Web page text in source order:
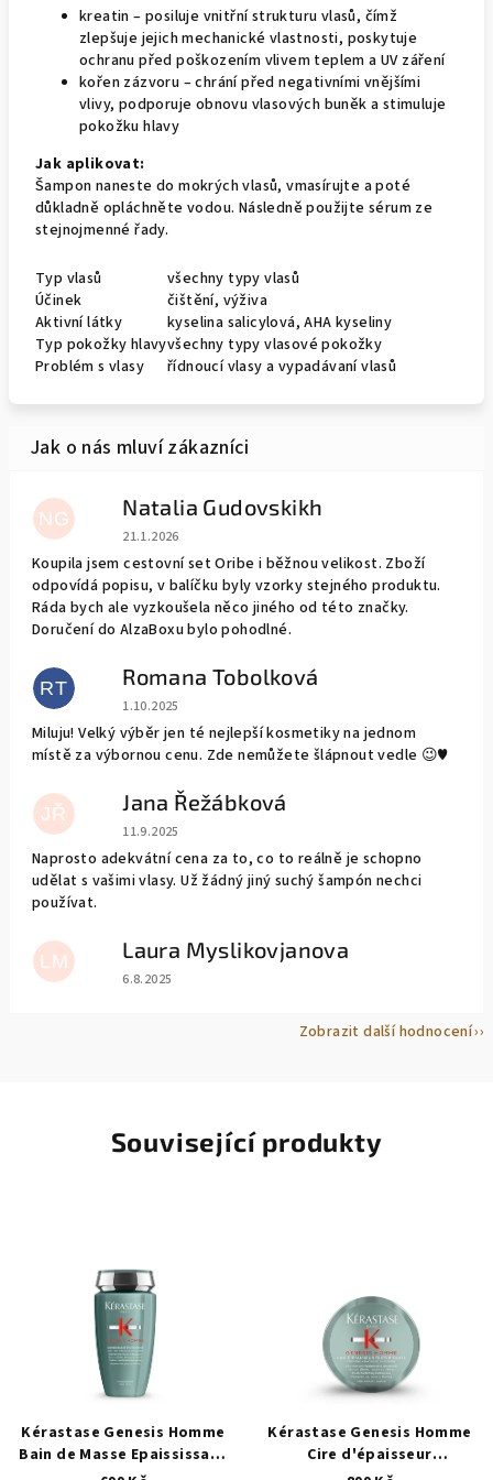
kreatin – posiluje vnitřní strukturu vlasů, čímž
zlepšuje jejich mechanické vlastnosti, poskytuje
ochranu před poškozením vlivem teplem a UV záření
kořen zázvoru – chrání před negativními vnějšími
vlivy, podporuje obnovu vlasových buněk a stimuluje
pokožku hlavy
Jak aplikovat:
Šampon naneste do mokrých vlasů, vmasírujte a poté
důkladně opláchněte vodou. Následně použijte sérum ze
stejnojmenné řady.
Typ vlasů
všechny typy vlasů
Účinek
čištění, výživa
Aktivní látky
kyselina salicylová, AHA kyseliny
Typ pokožky hlavyvšechny typy vlasové pokožky
Problém s vlasy
řídnoucí vlasy a vypadávaní vlasů
NG Natalia Gudovskikh
Hodnocení obchodu je 5 z 5 hvězdiček.
21.1.2026
Koupila jsem cestovní set Oribe i běžnou velikost. Zboží
odpovídá popisu, v balíčku byly vzorky stejného produktu.
Ráda bych ale vyzkoušela něco jiného od této značky.
Doručení do AlzaBoxu bylo pohodlné.
RT Romana Tobolková
Hodnocení obchodu je 5 z 5 hvězdiček.
1.10.2025
Miluju! Velký výběr jen té nejlepší kosmetiky na jednom
místě za výbornou cenu. Zde nemůžete šlápnout vedle 😉♥️
JŘ Jana Řežábková
Hodnocení obchodu je 5 z 5 hvězdiček.
11.9.2025
Naprosto adekvátní cena za to, co to reálně je schopno
udělat s vašimi vlasy. Už žádný jiný suchý šampón nechci
používat.
LM Laura Myslikovjanova
Hodnocení obchodu je 5 z 5 hvězdiček.
6.8.2025
Zobrazit další hodnocení
Související produkty
Kérastase Genesis Homme
Bain de Masse Epaississant
Kérastase Genesis Homme
Cire d'épaisseur